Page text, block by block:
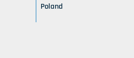
Poland